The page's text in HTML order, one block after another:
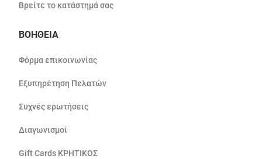
Βρείτε το κατάστημά σας
ΒΟΗΘΕΙΑ
Φόρμα επικοινωνίας
Εξυπηρέτηση Πελατών
Συχνές ερωτήσεις
Διαγωνισμοί
Gift Cards ΚΡΗΤΙΚΟΣ